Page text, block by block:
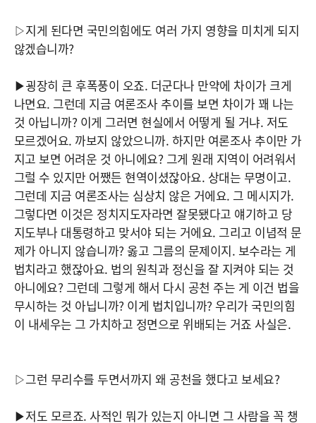
▷지게 된다면 국민의힘에도 여러 가지 영향을 미치게 되지
않겠습니까?
▶굉장히 큰 후폭풍이 오죠. 더군다나 만약에 차이가 크게
나면요. 그런데 지금 여론조사 추이를 보면 차이가 꽤 나는
것 아닙니까? 이게 그러면 현실에서 어떻게 될 거냐. 저도
모르겠어요. 까보지 않았으니까. 하지만 여론조사 추이만 가
지고 보면 어려운 것 아니에요? 그게 원래 지역이 어려워서
그럴 수 있지만 어쨌든 현역이셨잖아요. 상대는 무명이고.
그런데 지금 여론조사는 심상치 않은 거에요. 그 메시지가.
그렇다면 이것은 정치지도자라면 잘못됐다고 얘기하고 당
지도부나 대통령하고 맞서야 되는 거에요. 그리고 이념적 문
제가 아니지 않습니까? 옳고 그름의 문제이지. 보수라는 게
법치라고 했잖아요. 법의 원칙과 정신을 잘 지켜야 되는 것
아니에요? 그런데 그렇게 해서 다시 공천 주는 게 이건 법을
무시하는 것 아닙니까? 이게 법치입니까? 우리가 국민의힘
이 내세우는 그 가치하고 정면으로 위배되는 거죠 사실은.
▷그런 무리수를 두면서까지 왜 공천을 했다고 보세요?
▶저도 모르죠. 사적인 뭐가 있는지 아니면 그 사람을 꼭 챙